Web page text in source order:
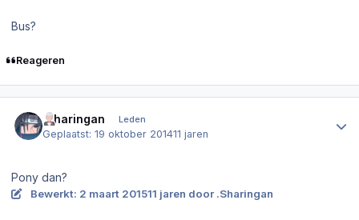
Bus?
Reageren
.Sharingan Leden
Geplaatst:19 oktober 201411 jaren
Pony dan?
Bewerkt: 2 maart 201511 jaren door .Sharingan